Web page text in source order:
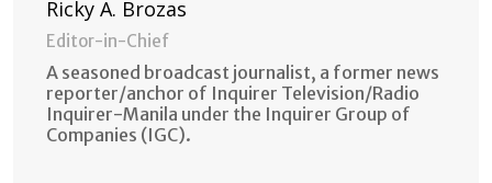
Ricky A. Brozas
Editor-in-Chief
A seasoned broadcast journalist, a former news
reporter/anchor of Inquirer Television/Radio
Inquirer-Manila under the Inquirer Group of
Companies (IGC).